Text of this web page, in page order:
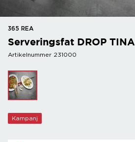
365 REA
Serveringsfat DROP TINA
Artikelnummer 231000
Kampanj